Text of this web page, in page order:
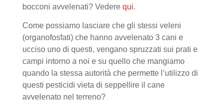
bocconi avvelenati? Vedere qui.
Come possiamo lasciare che gli stessi veleni
(organofosfati) che hanno avvelenato 3 cani e
ucciso uno di questi, vengano spruzzati sui prati e
campi intorno a noi e su quello che mangiamo
quando la stessa autorità che permette l’utilizzo di
questi pesticidi vieta di seppellire il cane
avvelenato nel terreno?